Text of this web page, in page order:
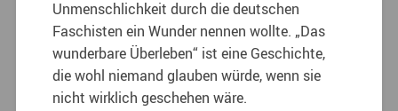
Unmenschlichkeit durch die deutschen
Faschisten ein Wunder nennen wollte. „Das
wunderbare Überleben“ ist eine Geschichte,
die wohl niemand glauben würde, wenn sie
nicht wirklich geschehen wäre.